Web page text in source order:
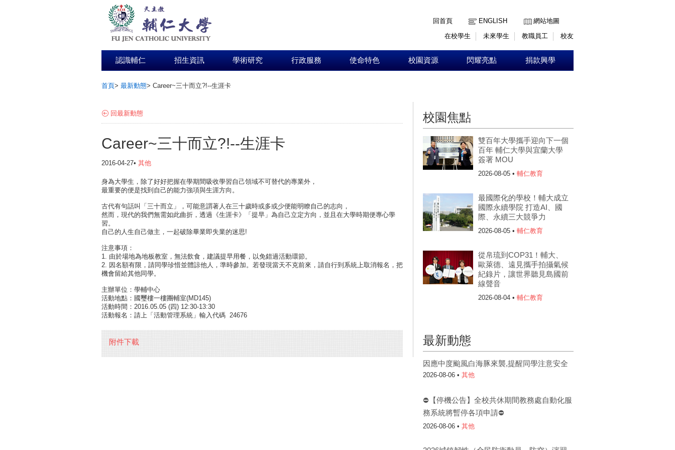
回首頁
ENGLISH
網站地圖
在校學生
未來學生 教職員工 校友
認識輔仁 招生資訊 學術研究 行政服務 使命特色 校園資源 閃耀亮點 捐款興學
首頁> 最新動態> Career~三十而立?!--生涯卡
回最新動態
Career~三十而立?!--生涯卡
2016-04-27• 其他
身為大學生，除了好好把握在學期間吸收學習自己領域不可替代的專業外，
最重要的便是找到自己的能力強項與生涯方向。
古代有句話叫「三十而立」，可能意謂著人在三十歲時或多或少便能明瞭自己的志向，
然而，現代的我們無需如此曲折，透過《生涯卡》「提早」為自己立定方向，並且在大學時期便專心學
習。
自己的人生自己做主，一起破除畢業即失業的迷思!
注意事項：
1. 由於場地為地板教室，無法飲食，建議提早用餐，以免錯過活動環節。
2. 因名額有限，請同學珍惜並體諒他人，準時參加。若發現當天不克前來，請自行到系統上取消報名，把
機會留給其他同學。
主辦單位：學輔中心
活動地點：國璽樓一樓團輔室(MD145)
活動時間：2016.05.05 (四) 12:30-13:30
活動報名：請上「活動管理系統」輸入代碼 24676
附件下載
校園焦點
雙百年大學攜手迎向下一個
百年 輔仁大學與宜蘭大學
簽署 MOU
2026-08-05 • 輔仁教育
最國際化的學校！輔大成立
國際永續學院 打造AI、國
際、永續三大競爭力
2026-08-05 • 輔仁教育
從帛琉到COP31！輔大、
歐萊德、遠見攜手拍攝氣候
紀錄片，讓世界聽見島國前
線聲音
2026-08-04 • 輔仁教育
最新動態
因應中度颱風白海豚來襲,提醒同學注意安全
2026-08-06 • 其他
⛔【停機公告】全校共休期間教務處自動化服
務系統將暫停各項申請⛔
2026-08-06 • 其他